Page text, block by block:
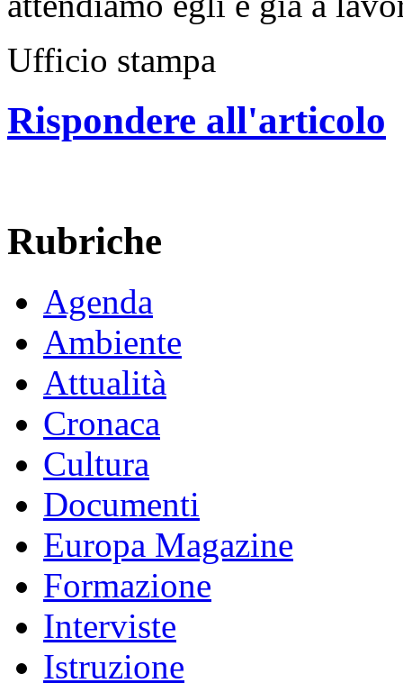
Ufficio stampa
Rispondere all'articolo
Rubriche
Agenda
Ambiente
Attualità
Cronaca
Cultura
Documenti
Europa Magazine
Formazione
Interviste
Istruzione